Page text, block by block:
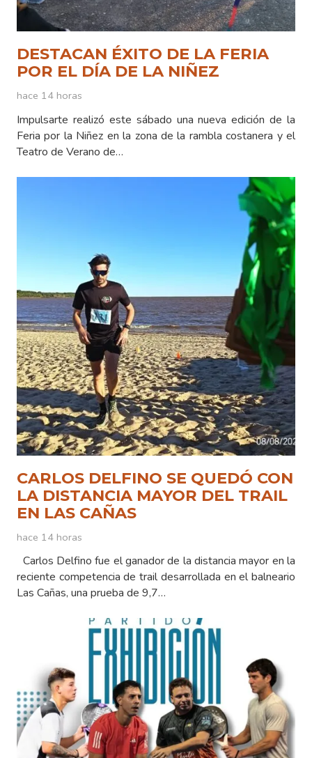
DESTACAN ÉXITO DE LA FERIA
POR EL DÍA DE LA NIÑEZ
hace 14 horas
Impulsarte realizó este sábado una nueva edición de la
Feria por la Niñez en la zona de la rambla costanera y el
Teatro de Verano de…
CARLOS DELFINO SE QUEDÓ CON
LA DISTANCIA MAYOR DEL TRAIL
EN LAS CAÑAS
hace 14 horas
Carlos Delfino fue el ganador de la distancia mayor en la
reciente competencia de trail desarrollada en el balneario
Las Cañas, una prueba de 9,7…